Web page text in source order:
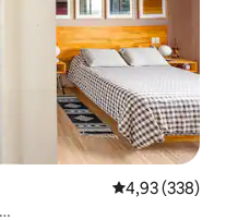
4,93 de uma
4,93 (338)